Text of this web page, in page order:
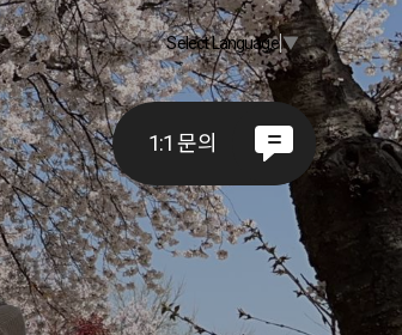
Select Language▼
1:1 문의